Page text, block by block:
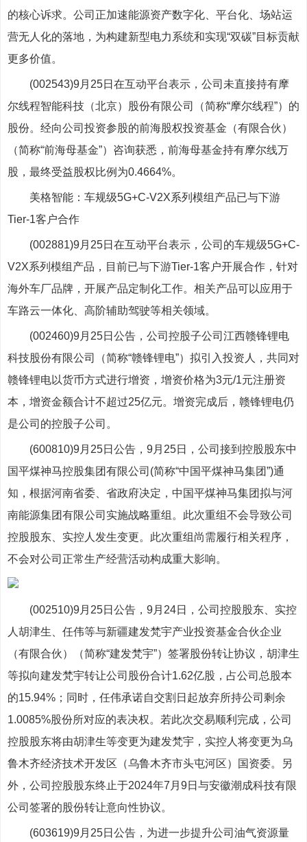
的核心诉求。公司正加速能源资产数字化、平台化、场站运
营无人化的落地，为构建新型电力系统和实现“双碳”目标贡献
更多价值。
(002543)9月25日在互动平台表示，公司未直接持有摩
尔线程智能科技（北京）股份有限公司（简称“摩尔线程”）的
股份。经向公司投资参股的前海股权投资基金（有限合伙）
（简称“前海母基金”）咨询获悉，前海母基金持有摩尔线万
股，最终受益股权比例为0.4664%。
美格智能：车规级5G+C-V2X系列模组产品已与下游
Tier-1客户合作
(002881)9月25日在互动平台表示，公司的车规级5G+C-
V2X系列模组产品，目前已与下游Tier-1客户开展合作，针对
海外车厂品牌，开展产品定制化工作。相关产品可以应用于
车路云一体化、高阶辅助驾驶等相关领域。
(002460)9月25日公告，公司控股子公司江西赣锋锂电
科技股份有限公司（简称“赣锋锂电”）拟引入投资人，共同对
赣锋锂电以货币方式进行增资，增资价格为3元/1元注册资
本，增资金额合计不超过25亿元。增资完成后，赣锋锂电仍
是公司的控股子公司。
(600810)9月25日公告，9月25日，公司接到控股股东中
国平煤神马控股集团有限公司(简称“中国平煤神马集团”)通
知，根据河南省委、省政府决定，中国平煤神马集团拟与河
南能源集团有限公司实施战略重组。此次重组不会导致公司
控股股东、实控人发生变更。此次重组尚需履行相关程序，
不会对公司正常生产经营活动构成重大影响。
(002510)9月25日公告，9月24日，公司控股股东、实控
人胡津生、任伟等与新疆建发梵宇产业投资基金合伙企业
（有限合伙）（简称“建发梵宇”）签署股份转让协议，胡津生
等拟向建发梵宇转让公司股份合计1.62亿股，占公司总股本
的15.94%；同时，任伟承诺自交割日起放弃所持公司剩余
1.0085%股份所对应的表决权。若此次交易顺利完成，公司
控股股东将由胡津生等变更为建发梵宇，实控人将变更为乌
鲁木齐经济技术开发区（乌鲁木齐市头屯河区）国资委。另
外，公司控股股东终止于2024年7月9日与安徽潮成科技有限
公司签署的股份转让意向性协议。
(603619)9月25日公告，为进一步提升公司油气资源量